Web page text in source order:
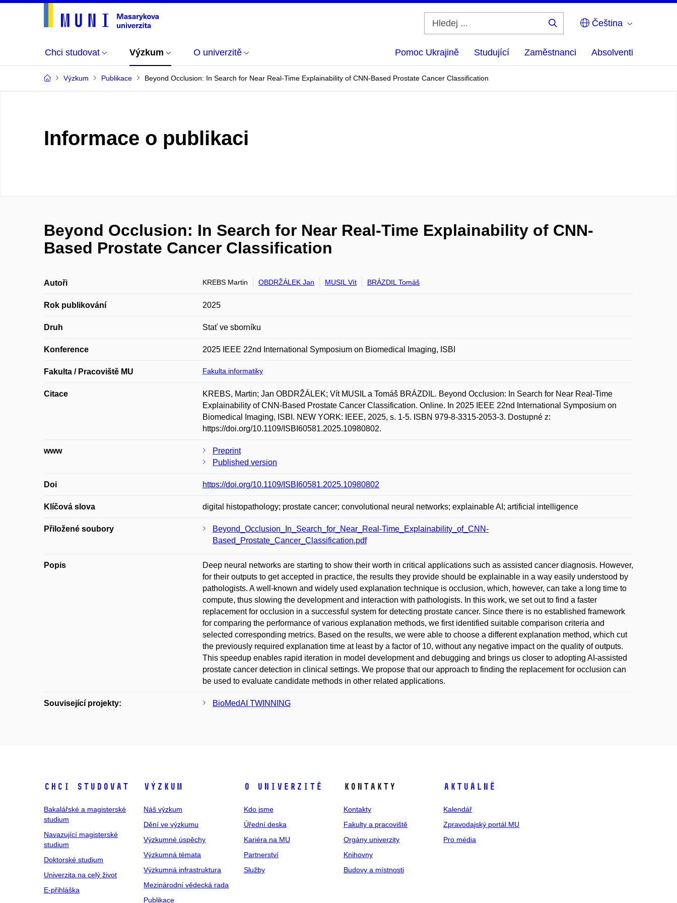
Čeština
Chci studovat Výzkum O univerzitě Pomoc Ukrajině Studující Zaměstnanci Absolventi
Výzkum Publikace Beyond Occlusion: In Search for Near Real-Time Explainability of CNN-Based Prostate Cancer Classification
Informace o publikaci
Beyond Occlusion: In Search for Near Real-Time Explainability of CNN-
Based Prostate Cancer Classification
Autoři KREBS Martin OBDRŽÁLEK Jan MUSIL Vít BRÁZDIL Tomáš
Rok publikování 2025
Druh Stať ve sborníku
Konference 2025 IEEE 22nd International Symposium on Biomedical Imaging, ISBI
Fakulta / Pracoviště MU Fakulta informatiky
Citace
KREBS, Martin; Jan OBDRŽÁLEK; Vít MUSIL a Tomáš BRÁZDIL. Beyond Occlusion: In Search for Near Real-Time
Explainability of CNN-Based Prostate Cancer Classification. Online. In 2025 IEEE 22nd International Symposium on
Biomedical Imaging, ISBI. NEW YORK: IEEE, 2025, s. 1-5. ISBN 979-8-3315-2053-3. Dostupné z:
https://doi.org/10.1109/ISBI60581.2025.10980802.
www
Preprint
Published version
Doi https://doi.org/10.1109/ISBI60581.2025.10980802
Klíčová slova digital histopathology; prostate cancer; convolutional neural networks; explainable AI; artificial intelligence
Přiložené soubory
Beyond_Occlusion_In_Search_for_Near_Real-Time_Explainability_of_CNN-
Based_Prostate_Cancer_Classification.pdf
Popis
Deep neural networks are starting to show their worth in critical applications such as assisted cancer diagnosis. However,
for their outputs to get accepted in practice, the results they provide should be explainable in a way easily understood by
pathologists. A well-known and widely used explanation technique is occlusion, which, however, can take a long time to
compute, thus slowing the development and interaction with pathologists. In this work, we set out to find a faster
replacement for occlusion in a successful system for detecting prostate cancer. Since there is no established framework
for comparing the performance of various explanation methods, we first identified suitable comparison criteria and
selected corresponding metrics. Based on the results, we were able to choose a different explanation method, which cut
the previously required explanation time at least by a factor of 10, without any negative impact on the quality of outputs.
This speedup enables rapid iteration in model development and debugging and brings us closer to adopting AI-assisted
prostate cancer detection in clinical settings. We propose that our approach to finding the replacement for occlusion can
be used to evaluate candidate methods in other related applications.
Související projekty: BioMedAI TWINNING
Chci studovat
Bakalářské a magisterské
studium
Navazující magisterské
studium
Doktorské studium
Univerzita na celý život
E-přihláška
Výzkum
Náš výzkum
Dění ve výzkumu
Výzkumné úspěchy
Výzkumná témata
Výzkumná infrastruktura
Mezinárodní vědecká rada
Publikace
O univerzitě
Kdo jsme
Úřední deska
Kariéra na MU
Partnerství
Služby
Kontakty
Kontakty
Fakulty a pracoviště
Orgány univerzity
Knihovny
Budovy a místnosti
Aktuálně
Kalendář
Zpravodajský portál MU
Pro média